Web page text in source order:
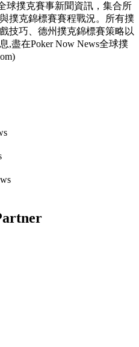
球撲克賽事新聞資訊，集合所
撲克錦標賽賽程戰況。所有撲
技巧、德州撲克錦標賽策略以
,盡在Poker Now News全球撲